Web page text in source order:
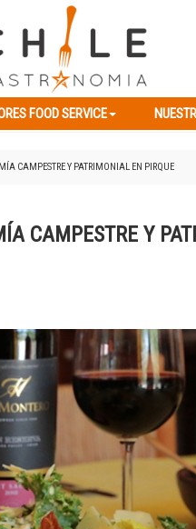
FOOD SERVICE
FOOD SERVICE
CAMPESTRE Y PATRIMONIAL EN PIRQUE
CAMPESTRE Y